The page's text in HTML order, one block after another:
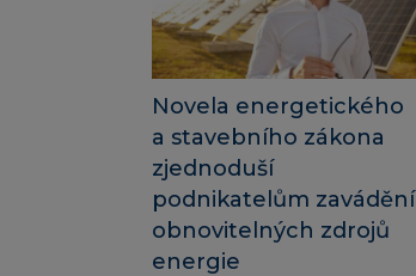
Novela energetického
a stavebního zákona
zjednoduší
podnikatelům zavádění
obnovitelných zdrojů
energie